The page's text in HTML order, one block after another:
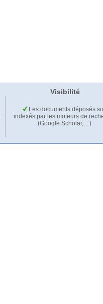
Visibilité
Les documents déposés
indexés par les moteurs de
(Google Scholar,…).